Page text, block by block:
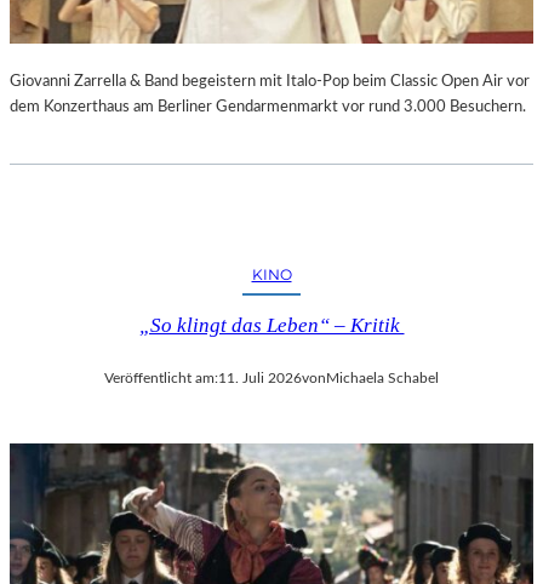
Giovanni Zarrella & Band begeistern mit Italo-Pop beim Classic Open Air vor
dem Konzerthaus am Berliner Gendarmenmarkt vor rund 3.000 Besuchern.
KINO
„So klingt das Leben“ – Kritik
Veröffentlicht am:11. Juli 2026vonMichaela Schabel